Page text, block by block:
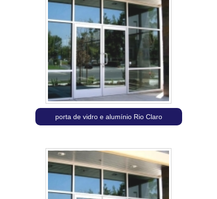
porta de vidro e alumínio Rio Claro